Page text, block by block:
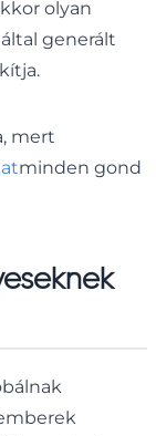
olyan
generált
mert
minden gond